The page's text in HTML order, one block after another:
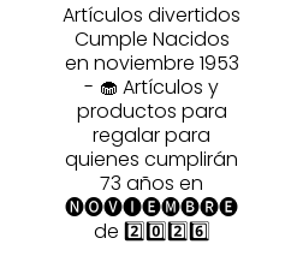
Artículos divertidos
Cumple Nacidos
en noviembre 1953
- 🧁 Artículos y
productos para
regalar para
quienes cumplirán
73 años en
🅝🅞🅥🅘🅔🅜🅑🅡🅔
de 2️⃣0️⃣2️⃣6️⃣